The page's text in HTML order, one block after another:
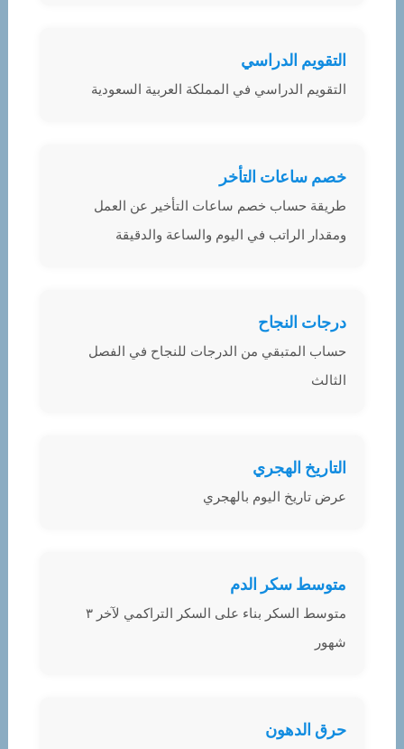
التقويم الدراسي
التقويم الدراسي في المملكة العربية السعودية
خصم ساعات التأخر
طريقة حساب خصم ساعات التأخير عن العمل
ومقدار الراتب في اليوم والساعة والدقيقة
درجات النجاح
حساب المتبقي من الدرجات للنجاح في الفصل
الثالث
التاريخ الهجري
عرض تاريخ اليوم بالهجري
متوسط سكر الدم
متوسط السكر بناء على السكر التراكمي لآخر ٣
شهور
حرق الدهون